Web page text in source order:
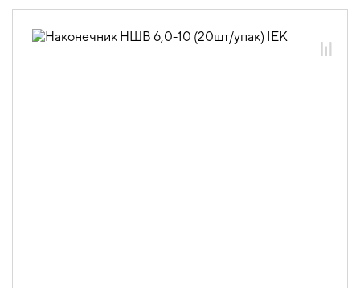
08.01.01 Наконечники, клеммы и
08.01.01.05 Неизолированные